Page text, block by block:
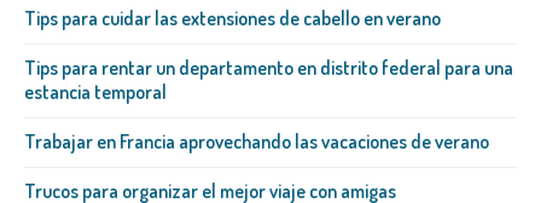
Tips para cuidar las extensiones de cabello en verano
Tips para rentar un departamento en distrito federal para una
estancia temporal
Trabajar en Francia aprovechando las vacaciones de verano
Trucos para organizar el mejor viaje con amigas